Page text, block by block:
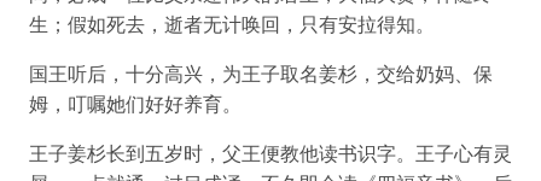
生；假如死去，逝者无计唤回，只有安拉得知。
国王听后，十分高兴，为王子取名姜杉，交给奶妈、保
姆，叮嘱她们好好养育。
王子姜杉长到五岁时，父王便教他读书识字。王子心有灵